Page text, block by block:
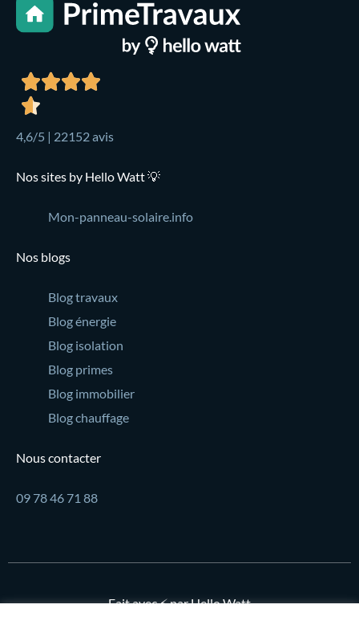
4,6/5 | 22152 avis
Nos sites by Hello Watt 💡
Mon-panneau-solaire.info
Nos blogs
Blog travaux
Blog énergie
Blog isolation
Blog primes
Blog immobilier
Blog chauffage
Nous contacter
09 78 46 71 88
Fait avec ⚡ par Hello Watt